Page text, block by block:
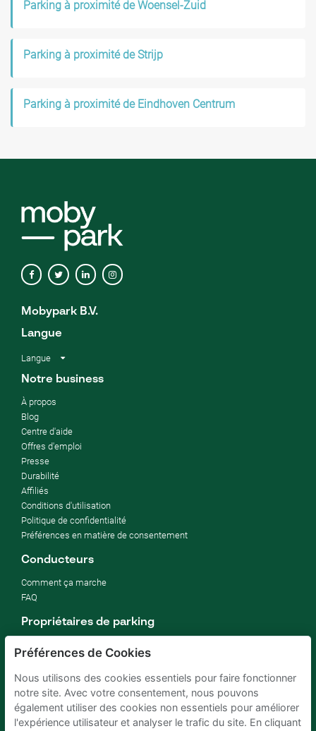
Parking à proximité de Woensel-Zuid
Parking à proximité de Strijp
Parking à proximité de Eindhoven Centrum
Préférences de Cookies
Nous utilisons des cookies essentiels pour faire fonctionner
notre site. Avec votre consentement, nous pouvons
également utiliser des cookies non essentiels pour améliorer
l'expérience utilisateur et analyser le trafic du site. En cliquant
Mobypark B.V.
Langue
Langue
Notre business
À propos
Blog
Centre d'aide
Offres d'emploi
Presse
Durabilité
Affiliés
Conditions d'utilisation
Politique de confidentialité
Préférences en matière de consentement
Conducteurs
Comment ça marche
FAQ
Propriétaires de parking
rentabiliser un parking d'entreprise
Pour hôtels
Pour immobilier
Améliorez vos ODD (SDG)
Blog d'entreprise